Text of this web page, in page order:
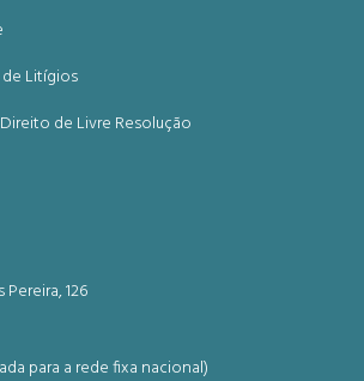
Litígios
de Livre Resolução
126
para a rede fixa nacional)